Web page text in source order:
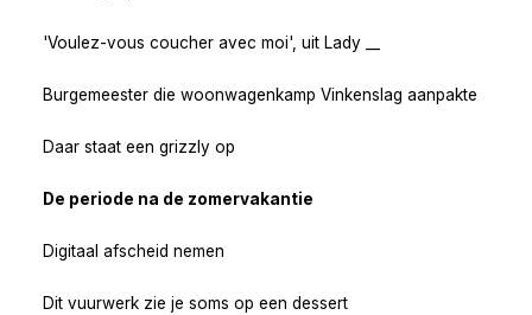
'Voulez-vous coucher avec moi', uit Lady __
Burgemeester die woonwagenkamp Vinkenslag aanpakte
Daar staat een grizzly op
De periode na de zomervakantie
Digitaal afscheid nemen
Dit vuurwerk zie je soms op een dessert